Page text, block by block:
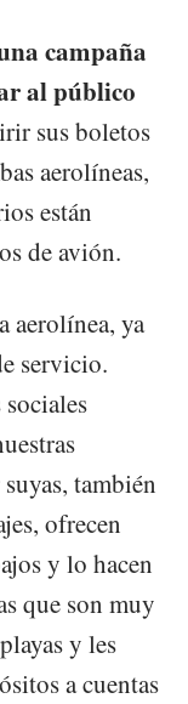
campaña
al público
sus boletos
aerolíneas,
están
de avión.
aerolínea, ya
servicio.
también
ofrecen
y lo hacen
que son muy
y les
a cuentas